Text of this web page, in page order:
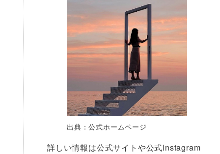
出典：公式ホームページ
詳しい情報は公式サイトや公式Instagram